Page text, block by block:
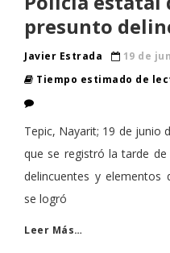
presunto
Javier Estrada
19 de
Tiempo estimado de
Tepic, Nayarit; 19 de junio
que se registró la tarde
delincuentes y elementos
se logró
Leer Más…